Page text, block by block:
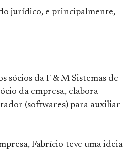
jurídico, e principalmente,
sócios da F & M Sistemas de
da empresa, elabora
(softwares) para auxiliar
Fabrício teve uma ideia